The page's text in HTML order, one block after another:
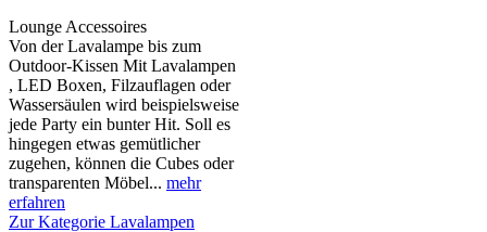
Lounge Accessoires
Von der Lavalampe bis zum
Outdoor-Kissen Mit Lavalampen
, LED Boxen, Filzauflagen oder
Wassersäulen wird beispielsweise
jede Party ein bunter Hit. Soll es
hingegen etwas gemütlicher
zugehen, können die Cubes oder
transparenten Möbel... mehr
erfahren
Zur Kategorie Lavalampen